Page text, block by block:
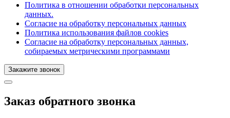
Политика в отношении обработки персональных
данных.
Согласие на обработку персональных данных
Политика использования файлов cookies
Согласие на обработку персональных данных,
собираемых метрическими программами
Закажите звонок
Заказ обратного звонка